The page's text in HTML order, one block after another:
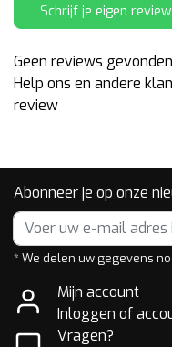
Schrijf je eigen review
Geen reviews gevonden
Help ons en andere
review
Abonneer je op onze
* We delen uw gegevens
Mijn account
Inloggen of
Vragen?